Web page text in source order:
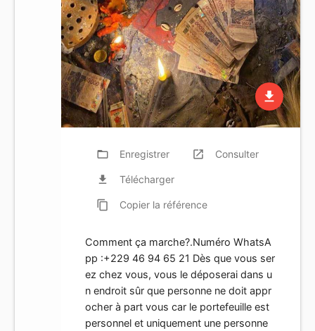
file_download
folder_open Enregistrer launch Consulter
file_download Télécharger
content_copy Copier la référence
Comment ça marche?.Numéro WhatsA
pp :+229 46 94 65 21 Dès que vous ser
ez chez vous, vous le déposerai dans u
n endroit sûr que personne ne doit appr
ocher à part vous car le portefeuille est
personnel et uniquement une personne